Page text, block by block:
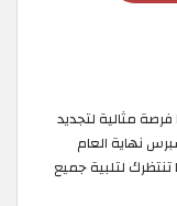
مثالية لتجديد
نهاية العام
تنتظرك لتلبية جميع